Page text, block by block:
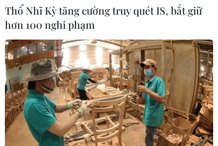
Hơn 960 người tử vong do tai nạn giao
thông trong tháng đầu năm
Thổ Nhĩ Kỳ tăng cường truy quét IS, bắt giữ
hơn 100 nghi phạm